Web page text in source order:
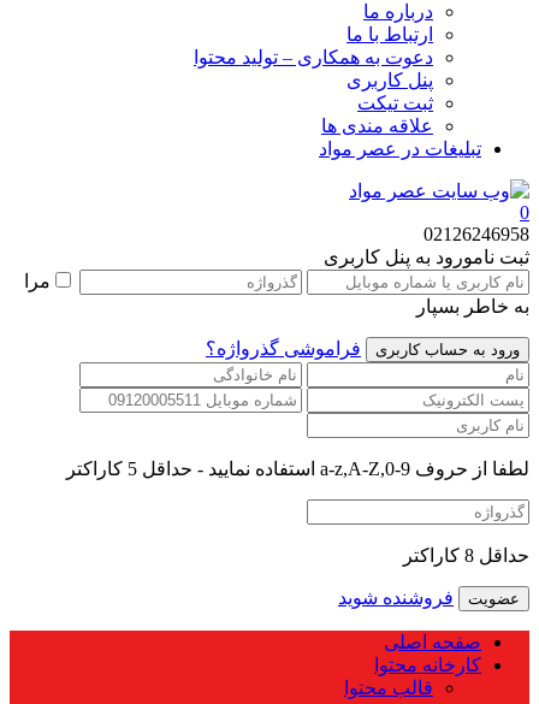
درباره ما
ارتباط با ما
دعوت به همکاری – تولید محتوا
پنل کاربری
ثبت تیکت
علاقه مندی ها
تبلیغات در عصر مواد
0
02126246958
ثبت نامورود به پنل کاربری
مرا
به خاطر بسپار
فراموشی گذرواژه؟
لطفا از حروف a-z,A-Z,0-9 استفاده نمایید - حداقل 5 کاراکتر
حداقل 8 کاراکتر
فروشنده شوید
صفحه اصلی
کارخانه محتوا
قالب محتوا